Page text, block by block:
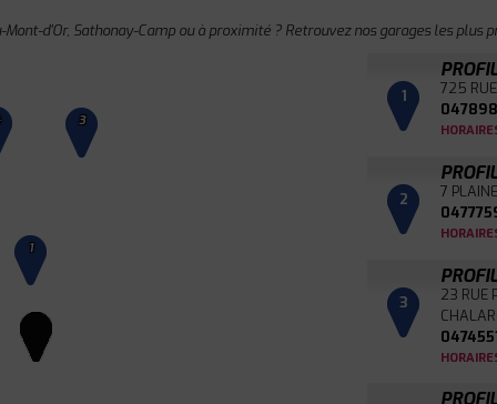
d'Or, Sathonay-Camp ou à proximité ? Retrouvez nos garages les plus
1
3
1 725 RUE
2 7
3 23 RUE